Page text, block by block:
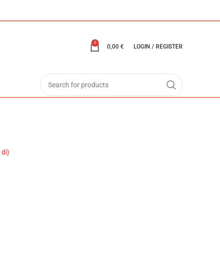
0
0,00 € LOGIN / REGISTER
di)